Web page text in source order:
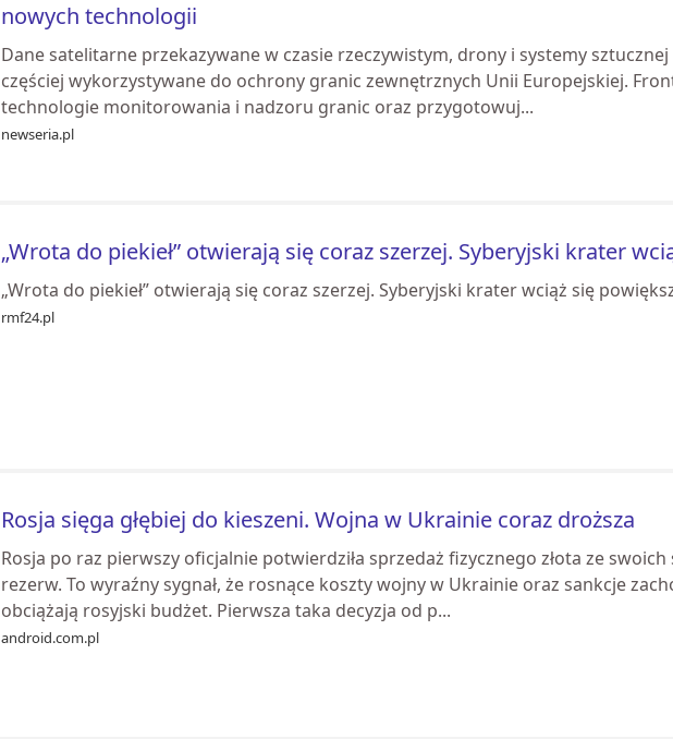
nowych technologii
Dane satelitarne przekazywane w czasie rzeczywistym, drony i systemy
częściej wykorzystywane do ochrony granic zewnętrznych Unii Europejskiej.
technologie monitorowania i nadzoru granic oraz przygotowuj...
newseria.pl
„Wrota do piekieł” otwierają się coraz szerzej. Syberyjski krater
„Wrota do piekieł” otwierają się coraz szerzej. Syberyjski krater wciąż się
rmf24.pl
Rosja sięga głębiej do kieszeni. Wojna w Ukrainie coraz droższa
Rosja po raz pierwszy oficjalnie potwierdziła sprzedaż fizycznego złota ze
rezerw. To wyraźny sygnał, że rosnące koszty wojny w Ukrainie oraz sankcje
obciążają rosyjski budżet. Pierwsza taka decyzja od p...
android.com.pl